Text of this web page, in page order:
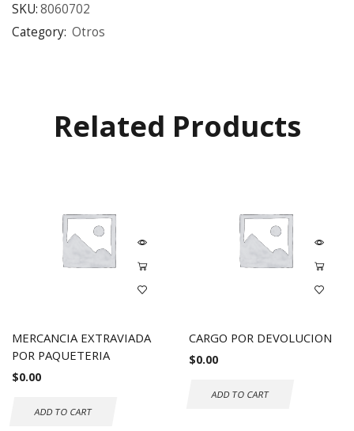
SKU:8060702
Category: Otros
Related Products
MERCANCIA EXTRAVIADA
POR PAQUETERIA
$0.00
ADD TO CART
CARGO POR DEVOLUCION
$0.00
ADD TO CART